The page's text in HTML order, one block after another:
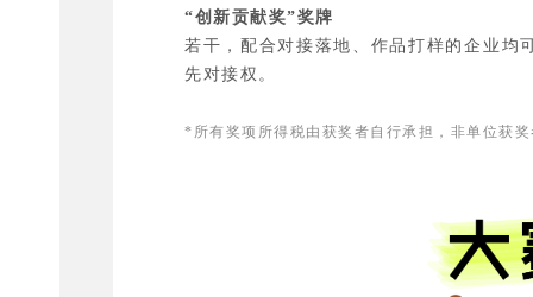
“创新贡献奖”奖牌
若干，配合对接落地、作品打样的企业均
先对接权。
*所有奖项所得税由获奖者自行承担，非单位获